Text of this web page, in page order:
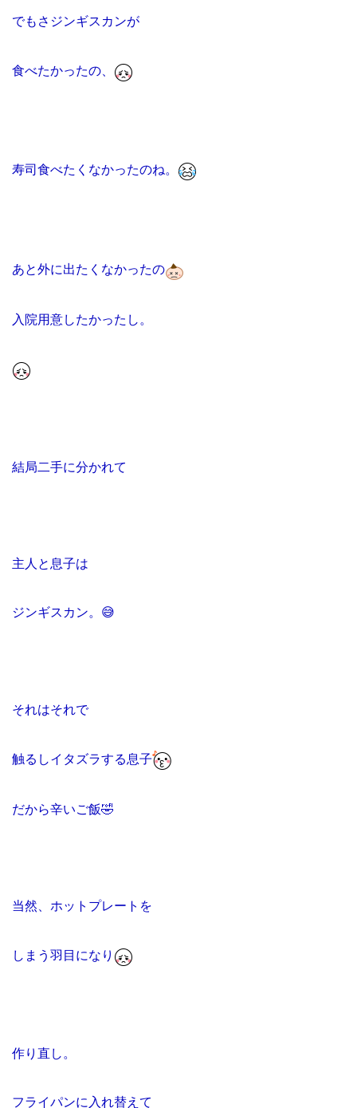
でもさジンギスカンが
食べたかったの、
寿司食べたくなかったのね。
あと外に出たくなかったの
入院用意したかったし。
結局二手に分かれて
主人と息子は
ジンギスカン。 😅
それはそれで
触るしイタズラする息子
だから辛いご飯🤣
当然、ホットプレートを
しまう羽目になり
作り直し。
フライパンに入れ替えて